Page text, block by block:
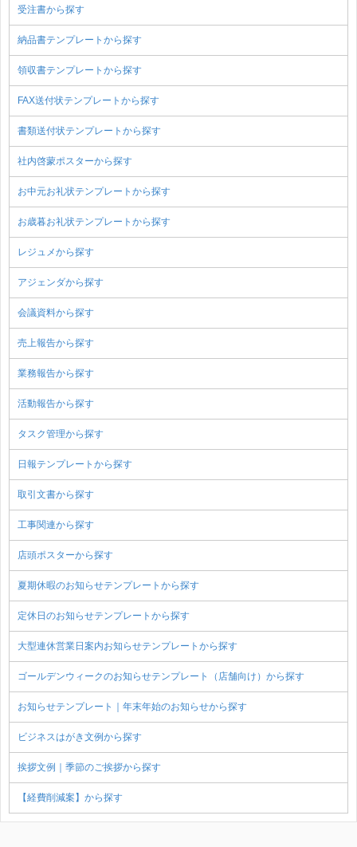
受注書から探す
納品書テンプレートから探す
領収書テンプレートから探す
FAX送付状テンプレートから探す
書類送付状テンプレートから探す
社内啓蒙ポスターから探す
お中元お礼状テンプレートから探す
お歳暮お礼状テンプレートから探す
レジュメから探す
アジェンダから探す
会議資料から探す
売上報告から探す
業務報告から探す
活動報告から探す
タスク管理から探す
日報テンプレートから探す
取引文書から探す
工事関連から探す
店頭ポスターから探す
夏期休暇のお知らせテンプレートから探す
定休日のお知らせテンプレートから探す
大型連休営業日案内お知らせテンプレートから探す
ゴールデンウィークのお知らせテンプレート（店舗向け）から探す
お知らせテンプレート｜年末年始のお知らせから探す
ビジネスはがき文例から探す
挨拶文例｜季節のご挨拶から探す
【経費削減案】から探す